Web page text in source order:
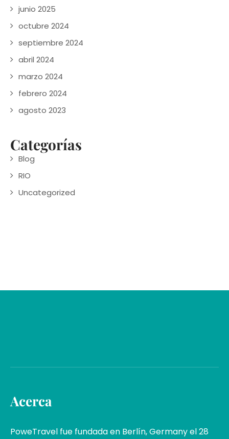
junio 2025
octubre 2024
septiembre 2024
abril 2024
marzo 2024
febrero 2024
agosto 2023
Categorías
Blog
RIO
Uncategorized
Acerca
PoweTravel fue fundada en Berlín, Germany el 28